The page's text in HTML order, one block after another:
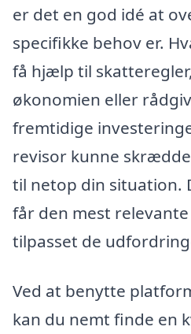
er det en god idé at
specifikke behov er.
få hjælp til
økonomien eller
fremtidige
revisor kunne
til netop din situation.
får den mest
tilpasset de
Ved at benytte
kan du nemt finde en